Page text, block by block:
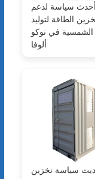
أحدث سياسة لدعم
الطاقة لتوليد
الشمسية في نوكو
ألوفا
سياسة تخزين